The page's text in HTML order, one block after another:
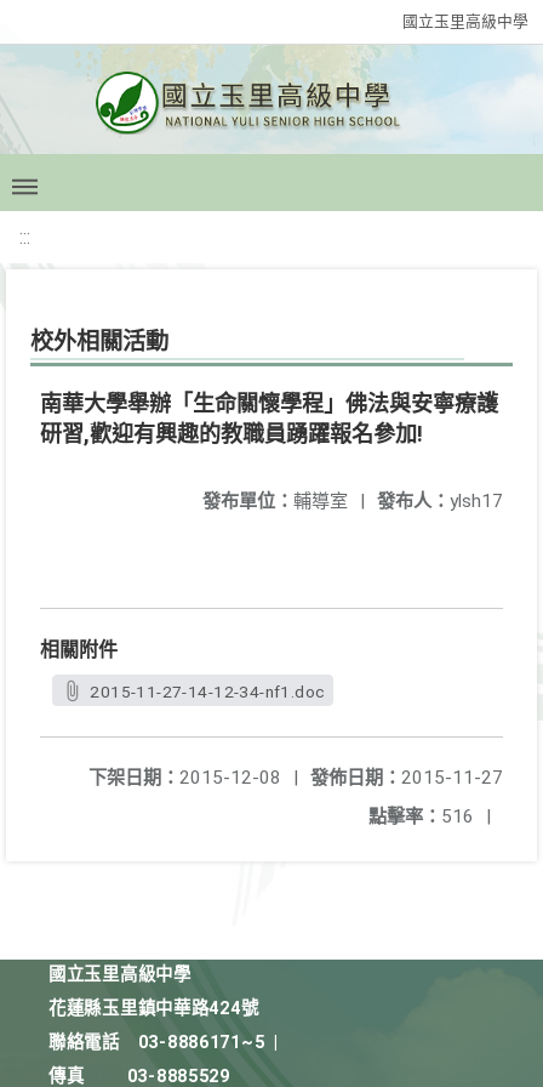
國立玉里高級中學
:::
校外相關活動
南華大學舉辦「生命關懷學程」佛法與安寧療護
研習,歡迎有興趣的教職員踴躍報名參加!
發布人： ylsh17
發布單位： 輔導室 |
相關附件
2015-11-27-14-12-34-nf1.doc
發佈日期： 2015-11-27
下架日期： 2015-12-08
|
點擊率： 516 |
國立玉里高級中學
花蓮縣玉里鎮中華路424號
聯絡電話
03-8886171~5
傳真
03-8885529